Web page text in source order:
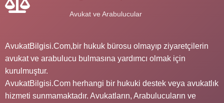
Avukat ve Arabulucular
AvukatBilgisi.Com,bir hukuk bürosu olmayıp ziyaretçilerin
avukat ve arabulucu bulmasına yardımcı olmak için
kurulmuştur.
AvukatBilgisi.Com herhangi bir hukuki destek veya avukatlık
hizmeti sunmamaktadır. Avukatların, Arabulucuların ve